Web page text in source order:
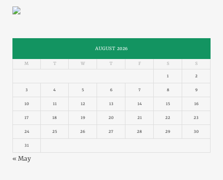
AUGUST 2026
M T W T F S S
1 2
3 4 5 6 7 8 9
10 11 12 13 14 15 16
17 18 19 20 21 22 23
24 25 26 27 28 29 30
31
« May